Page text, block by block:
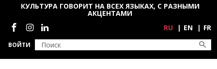
Перейти к основному содержанию
ВОЙТИ
КУЛЬТУРА ГОВОРИТ НА ВСЕХ ЯЗЫКАХ, С РАЗНЫМИ
АКЦЕНТАМИ
Социальные сети
RU EN FR